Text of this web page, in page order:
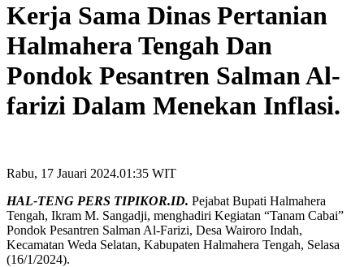
Kerja Sama Dinas Pertanian
Halmahera Tengah Dan
Pondok Pesantren Salman Al-
farizi Dalam Menekan Inflasi.
Rabu, 17 Jauari 2024.01:35 WIT
HAL-TENG PERS TIPIKOR.ID. Pejabat Bupati Halmahera
Tengah, Ikram M. Sangadji, menghadiri Kegiatan “Tanam Cabai”
Pondok Pesantren Salman Al-Farizi, Desa Wairoro Indah,
Kecamatan Weda Selatan, Kabupaten Halmahera Tengah, Selasa
(16/1/2024).